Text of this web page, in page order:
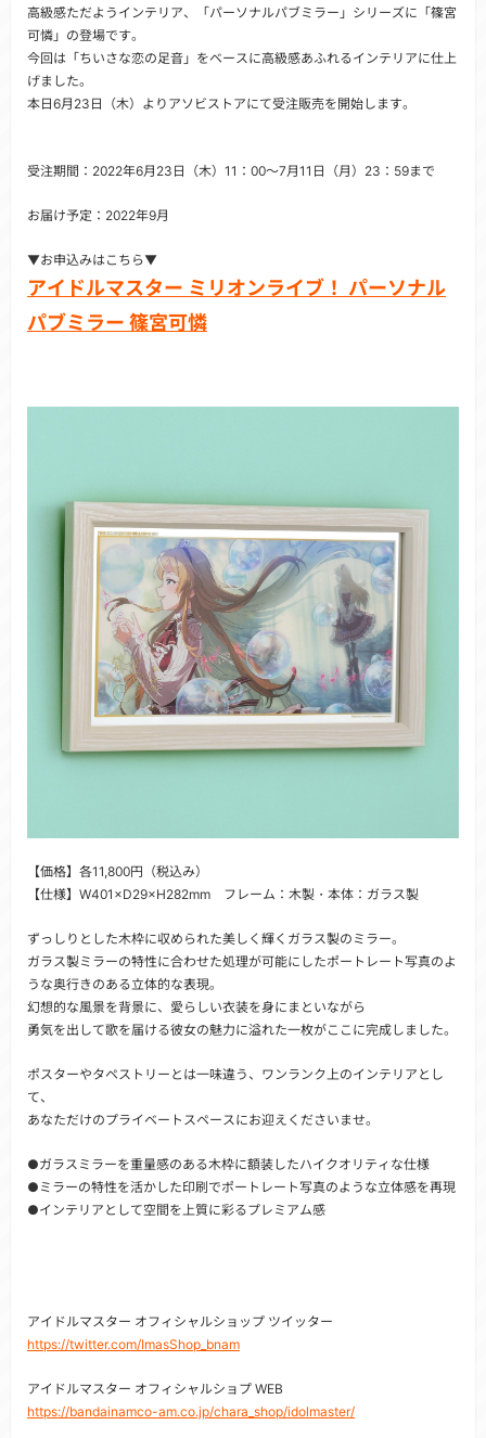
高級感ただようインテリア、「パーソナルパブミラー」シリーズに「篠宮
可憐」の登場です。
今回は「ちいさな恋の足音」をベースに高級感あふれるインテリアに仕上
げました。
本日6月23日（木）よりアソビストアにて受注販売を開始します。
受注期間：2022年6月23日（木）11：00～7月11日（月）23：59まで
お届け予定：2022年9月
▼お申込みはこちら▼
アイドルマスター ミリオンライブ！ パーソナル
パブミラー 篠宮可憐
【価格】各11,800円（税込み）
【仕様】W401×D29×H282mm フレーム：木製・本体：ガラス製
ずっしりとした木枠に収められた美しく輝くガラス製のミラー。
ガラス製ミラーの特性に合わせた処理が可能にしたポートレート写真のよ
うな奥行きのある立体的な表現。
幻想的な風景を背景に、愛らしい衣装を身にまといながら
勇気を出して歌を届ける彼女の魅力に溢れた一枚がここに完成しました。
ポスターやタペストリーとは一味違う、ワンランク上のインテリアとし
て、
あなただけのプライベートスペースにお迎えくださいませ。
●ガラスミラーを重量感のある木枠に額装したハイクオリティな仕様
●ミラーの特性を活かした印刷でポートレート写真のような立体感を再現
●インテリアとして空間を上質に彩るプレミアム感
アイドルマスター オフィシャルショップ ツイッター
https://twitter.com/ImasShop_bnam
アイドルマスター オフィシャルショプ WEB
https://bandainamco-am.co.jp/chara_shop/idolmaster/